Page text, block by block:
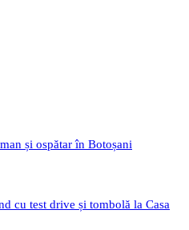
și ospătar în Botoșani
cu test drive și tombolă la Casa